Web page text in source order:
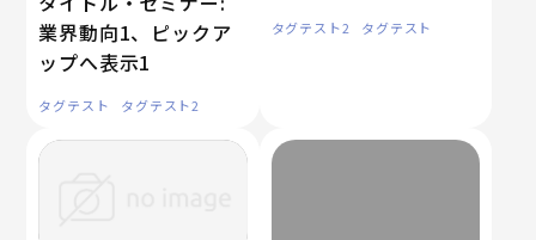
業界動向1、ピックア
ップへ表示1
タグテスト タグテスト2
タグテスト2 タグテスト